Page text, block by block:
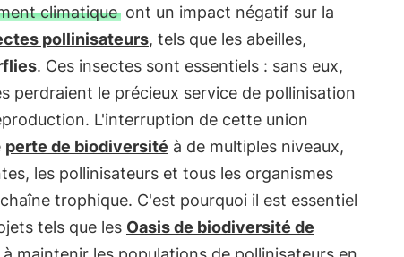
climatiqueont un impact négatif sur la
pollinisateurs, tels que les abeilles,
. Ces insectes sont essentiels : sans eux,
perdraient le précieux service de pollinisation
L'interruption de cette union
perte de biodiversité à de multiples niveaux,
les pollinisateurs et tous les organismes
trophique. C'est pourquoi il est essentiel
tels que les Oasis de biodiversité de